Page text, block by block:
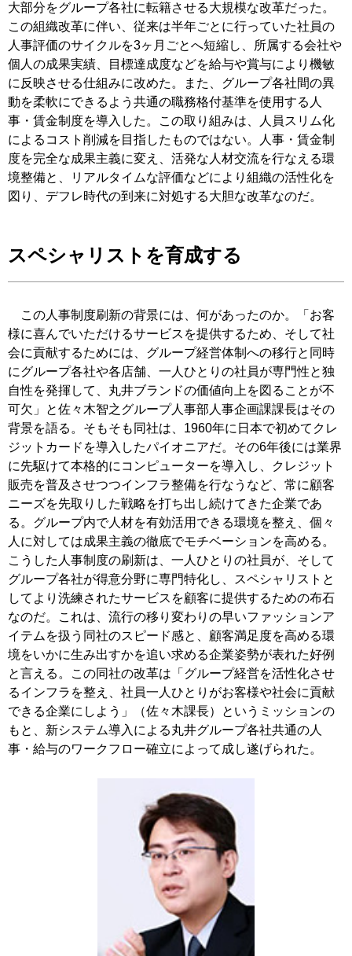
大部分をグループ各社に転籍させる大規模な改革だった。
この組織改革に伴い、従来は半年ごとに行っていた社員の
人事評価のサイクルを3ヶ月ごとへ短縮し、所属する会社や
個人の成果実績、目標達成度などを給与や賞与により機敏
に反映させる仕組みに改めた。また、グループ各社間の異
動を柔軟にできるよう共通の職務格付基準を使用する人
事・賃金制度を導入した。この取り組みは、人員スリム化
によるコスト削減を目指したものではない。人事・賃金制
度を完全な成果主義に変え、活発な人材交流を行なえる環
境整備と、リアルタイムな評価などにより組織の活性化を
図り、デフレ時代の到来に対処する大胆な改革なのだ。
スペシャリストを育成する
この人事制度刷新の背景には、何があったのか。「お客
様に喜んでいただけるサービスを提供するため、そして社
会に貢献するためには、グループ経営体制への移行と同時
にグループ各社や各店舗、一人ひとりの社員が専門性と独
自性を発揮して、丸井ブランドの価値向上を図ることが不
可欠」と佐々木智之グループ人事部人事企画課課長はその
背景を語る。そもそも同社は、1960年に日本で初めてクレ
ジットカードを導入したパイオニアだ。その6年後には業界
に先駆けて本格的にコンピューターを導入し、クレジット
販売を普及させつつインフラ整備を行なうなど、常に顧客
ニーズを先取りした戦略を打ち出し続けてきた企業であ
る。グループ内で人材を有効活用できる環境を整え、個々
人に対しては成果主義の徹底でモチベーションを高める。
こうした人事制度の刷新は、一人ひとりの社員が、そして
グループ各社が得意分野に専門特化し、スペシャリストと
してより洗練されたサービスを顧客に提供するための布石
なのだ。これは、流行の移り変わりの早いファッションア
イテムを扱う同社のスピード感と、顧客満足度を高める環
境をいかに生み出すかを追い求める企業姿勢が表れた好例
と言える。この同社の改革は「グループ経営を活性化させ
るインフラを整え、社員一人ひとりがお客様や社会に貢献
できる企業にしよう」（佐々木課長）というミッションの
もと、新システム導入による丸井グループ各社共通の人
事・給与のワークフロー確立によって成し遂げられた。